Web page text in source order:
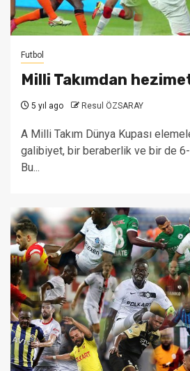
Futbol
Milli Takımdan
5 yıl ago Resul ÖZSARAY
A Milli Takım Dünya Kupası
galibiyet, bir beraberlik ve bir de 6-
Bu...